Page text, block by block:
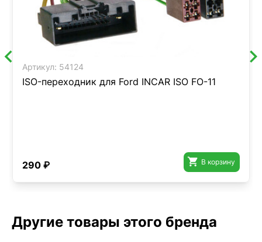
Артикул: 54124
ISO-переходник для Ford INCAR ISO FO-11
290 ₽  В корзину
Другие товары этого бренда